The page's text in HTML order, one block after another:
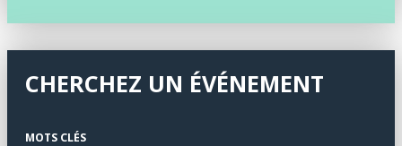
CHERCHEZ UN ÉVÉNEMENT
MOTS CLÉS